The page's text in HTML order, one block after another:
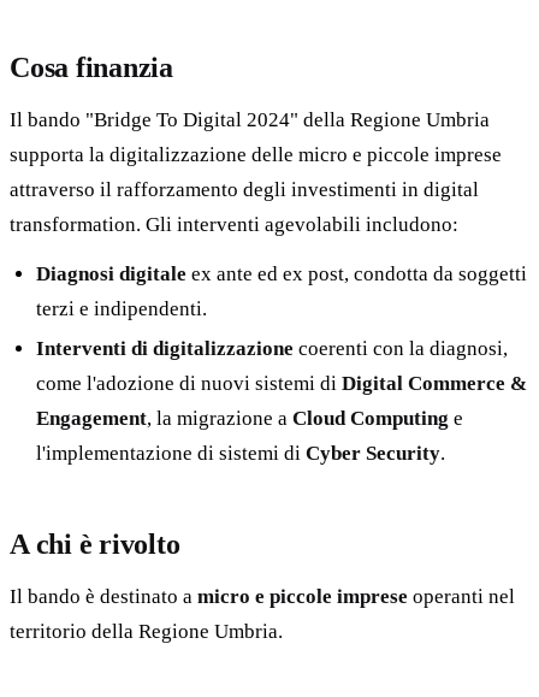
Cosa finanzia
Il bando "Bridge To Digital 2024" della Regione Umbria
supporta la digitalizzazione delle micro e piccole imprese
attraverso il rafforzamento degli investimenti in digital
transformation. Gli interventi agevolabili includono:
Diagnosi digitale ex ante ed ex post, condotta da soggetti
terzi e indipendenti.
Interventi di digitalizzazione coerenti con la diagnosi,
come l'adozione di nuovi sistemi diDigital Commerce &
Engagement, la migrazione aCloud Computing e
l'implementazione di sistemi diCyber Security.
A chi è rivolto
Il bando è destinato a micro e piccole imprese operanti nel
territorio della Regione Umbria.